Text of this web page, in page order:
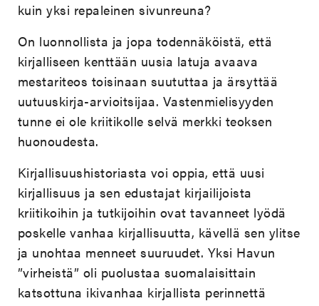
kuin yksi repaleinen sivunreuna?
On luonnollista ja jopa todennäköistä, että
kirjalliseen kenttään uusia latuja avaava
mestariteos toisinaan suututtaa ja ärsyttää
uutuuskirja-arvioitsijaa. Vastenmielisyyden
tunne ei ole kriitikolle selvä merkki teoksen
huonoudesta.
Kirjallisuushistoriasta voi oppia, että uusi
kirjallisuus ja sen edustajat kirjailijoista
kriitikoihin ja tutkijoihin ovat tavanneet lyödä
poskelle vanhaa kirjallisuutta, kävellä sen ylitse
ja unohtaa menneet suuruudet. Yksi Havun
”virheistä” oli puolustaa suomalaisittain
katsottuna ikivanhaa kirjallista perinnettä